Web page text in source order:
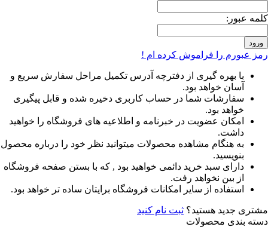
کلمه عبور:
رمز عبورم را فراموش کرده ام !
با بهره گیری از دفترچه آدرس تکمیل مراحل سفارش سریع و
آسان خواهد بود.
سفارشات شما در حساب کاربری دخیره شده و قابل پیگیری
خواهد بود.
امکان عضویت در خبرنامه و اطلاعیه های فروشگاه را خواهید
داشت.
به هنگام مشاهده محصولات میتوانید نظر خود را درباره محصول
بنویسید.
دارای سبد خرید دائمی خواهید بود , که با بستن صفحه فروشگاه
از بین نخواهد رفت.
استفاده از سایر امکانات فروشگاه برایتان ساده تر خواهد بود.
مشتری جدید هستید؟ ثبت نام کنید
دسته بندی محصولات